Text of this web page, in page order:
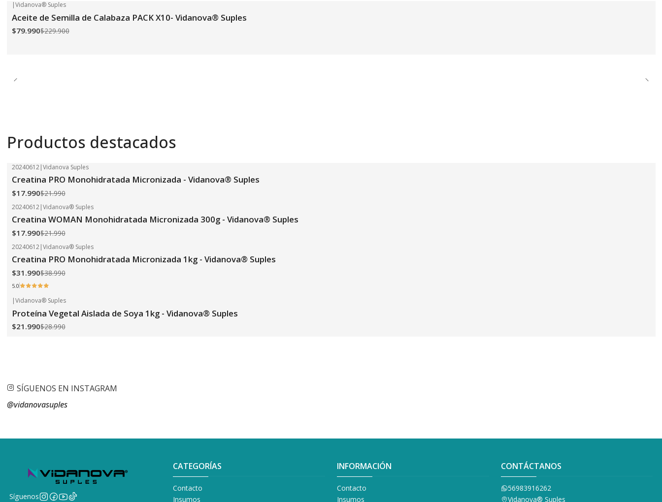
-65% OFF
|Vidanova® Suples
Aceite de Semilla de Calabaza PACK X10- Vidanova® Suples
$79.990$229.900
Productos destacados
-18% OFF
20240612|Vidanova Suples
Creatina PRO Monohidratada Micronizada - Vidanova® Suples
$17.990$21.990
-18% OFF
20240612|Vidanova® Suples
Creatina WOMAN Monohidratada Micronizada 300g - Vidanova® Suples
$17.990$21.990
-18% OFF
20240612|Vidanova® Suples
Creatina PRO Monohidratada Micronizada 1kg - Vidanova® Suples
$31.990$38.990
5.0
-24% OFF
|Vidanova® Suples
Proteína Vegetal Aislada de Soya 1kg - Vidanova® Suples
$21.990$28.990
SÍGUENOS EN INSTAGRAM
@vidanovasuples
Síguenos
CATEGORÍAS
Contacto
Insumos
INFORMACIÓN
Contacto
Insumos
CONTÁCTANOS
56983916262
Vidanova® Suples